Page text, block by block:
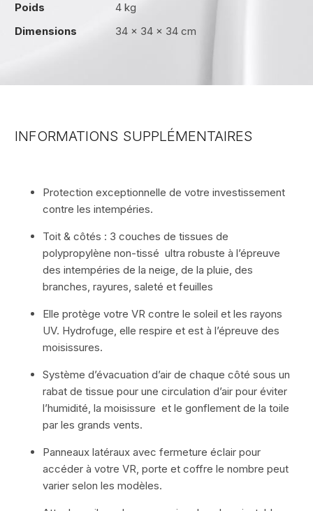
Poids
4 kg
Dimensions
34 × 34 × 34 cm
INFORMATIONS SUPPLÉMENTAIRES
Protection exceptionnelle de votre investissement
contre les intempéries.
Toit & côtés : 3 couches de tissues de
polypropylène non-tissé ultra robuste à l’épreuve
des intempéries de la neige, de la pluie, des
branches, rayures, saleté et feuilles
Elle protège votre VR contre le soleil et les rayons
UV. Hydrofuge, elle respire et est à l’épreuve des
moisissures.
Système d’évacuation d’air de chaque côté sous un
rabat de tissue pour une circulation d’air pour éviter
l’humidité, la moisissure et le gonflement de la toile
par les grands vents.
Panneaux latéraux avec fermeture éclair pour
accéder à votre VR, porte et coffre le nombre peut
varier selon les modèles.